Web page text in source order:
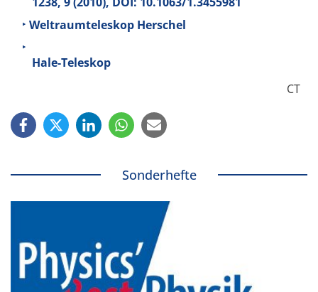
Weltraumteleskop Herschel
Hale-Teleskop
CT
Sonderhefte